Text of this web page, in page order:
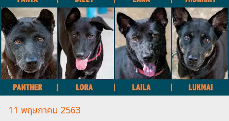
11 พฤษภาคม 2563